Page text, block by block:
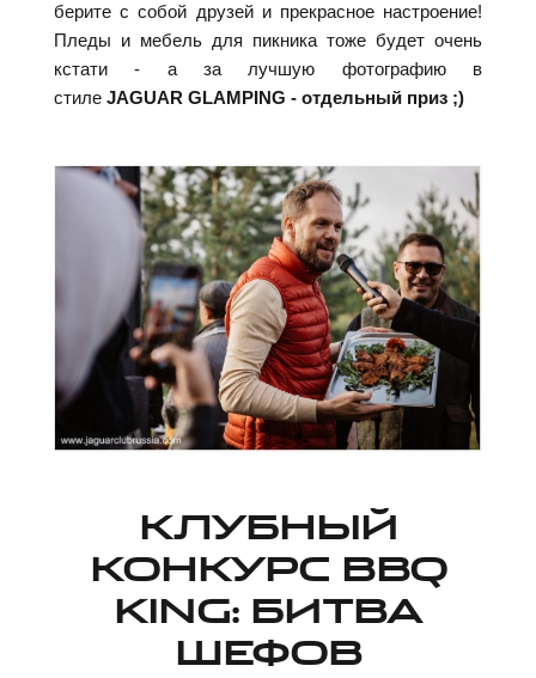
берите с собой друзей и прекрасное настроение!
Пледы и мебель для пикника тоже будет очень
кстати - а за лучшую фотографию в
стиле JAGUAR GLAMPING - отдельный приз ;)
КЛУБНЫЙ
КОНКУРС BBQ
KING: БИТВА
ШЕФОВ